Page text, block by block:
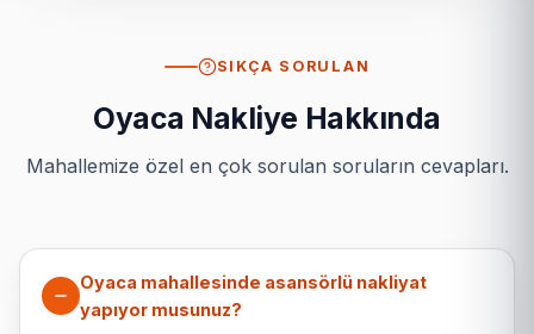
SIKÇA SORULAN
Oyaca Nakliye Hakkında
Mahallemize özel en çok sorulan soruların cevapları.
Oyaca mahallesinde asansörlü nakliyat
yapıyor musunuz?